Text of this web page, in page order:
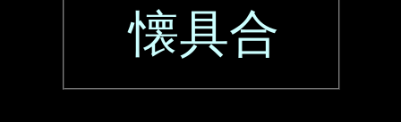
懐具合